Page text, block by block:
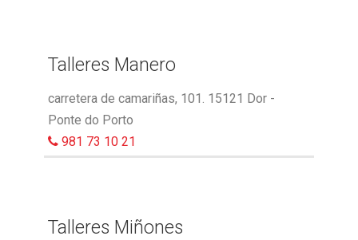
Talleres Manero
carretera de camariñas, 101. 15121 Dor -
Ponte do Porto
981 73 10 21
Talleres Miñones